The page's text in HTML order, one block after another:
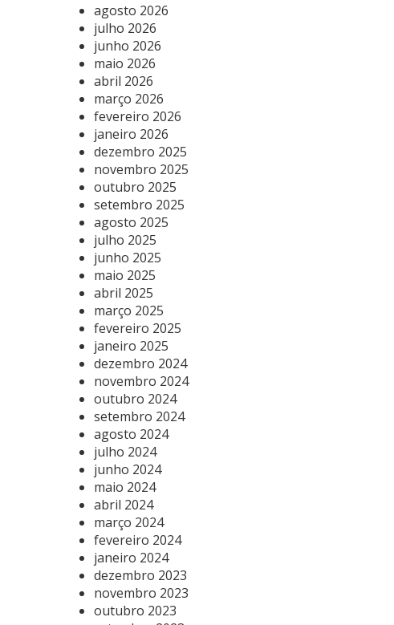
agosto 2026
julho 2026
junho 2026
maio 2026
abril 2026
março 2026
fevereiro 2026
janeiro 2026
dezembro 2025
novembro 2025
outubro 2025
setembro 2025
agosto 2025
julho 2025
junho 2025
maio 2025
abril 2025
março 2025
fevereiro 2025
janeiro 2025
dezembro 2024
novembro 2024
outubro 2024
setembro 2024
agosto 2024
julho 2024
junho 2024
maio 2024
abril 2024
março 2024
fevereiro 2024
janeiro 2024
dezembro 2023
novembro 2023
outubro 2023